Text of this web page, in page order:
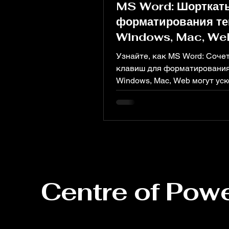
MS Word:
форматирования
Windows, Mac,
Узнайте, как MS Word:
клавиш для форматирования
Windows, Mac, Web могут
создание профессиональных
документов.
Centre of